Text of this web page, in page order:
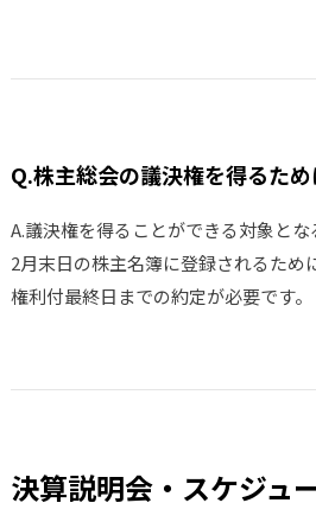
Q.株主総会の議決権を得るた
A.議決権を得ることができる対象と
2月末日の株主名簿に登録されるため
権利付最終日までの約定が必要です。
決算説明会・スケジュ